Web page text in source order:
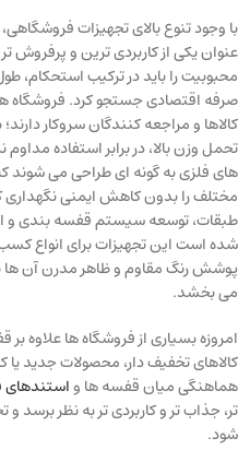
با وجود تنوع بالای تجهیزات
عنوان یکی از کاربردی ترین و
محبوبیت را باید در ترکیب استحکام،
صرفه اقتصادی جستجو کرد. فروشگاه ها
کالاها و مراجعه کنندگان سروکار دارند؛
تحمل وزن بالا، در برابر استفاده
های فلزی به گونه ای طراحی می شوند
مختلف را بدون کاهش ایمنی نگهداری
طبقات، توسعه سیستم قفسه بندی و
شده است این تجهیزات برای انواع کسب
پوشش رنگ مقاوم و ظاهر مدرن آن ها
می بخشد.
امروزه بسیاری از فروشگاه ها علاوه
کالاهای تخفیف دار، محصولات جدید
هماهنگی میان قفسه ها واستندهای
تر، جذاب تر و کاربردی تر به نظر برسد
شود.